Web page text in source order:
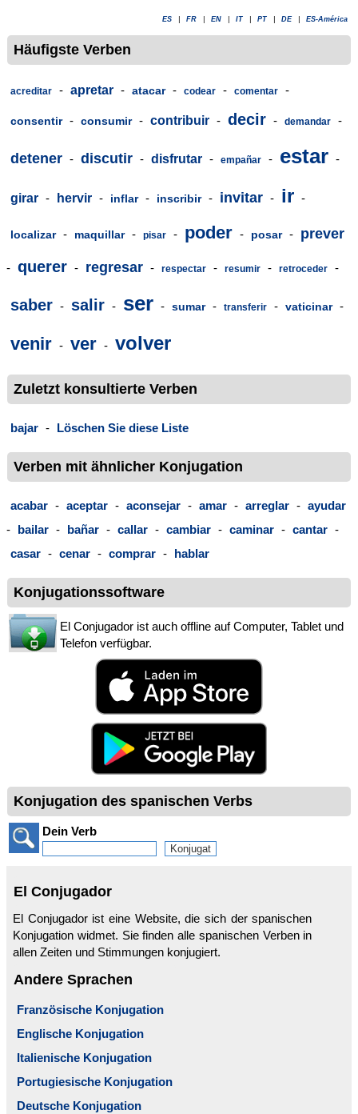
ES FR EN IT PT DE ES-América
Häufigste Verben
acreditar - apretar - atacar - codear - comentar -
consentir - consumir - contribuir - decir - demandar -
detener - discutir - disfrutar - empañar - estar -
girar - hervir - inflar - inscribir - invitar - ir -
localizar - maquillar - pisar - poder - posar - prever
- querer - regresar - respectar - resumir - retroceder -
saber - salir - ser - sumar - transferir - vaticinar -
venir - ver - volver
Zuletzt konsultierte Verben
bajar - Löschen Sie diese Liste
Verben mit ähnlicher Konjugation
acabar - aceptar - aconsejar - amar - arreglar - ayudar
- bailar - bañar - callar - cambiar - caminar - cantar -
casar - cenar - comprar - hablar
Konjugationssoftware
El Conjugador ist auch offline auf Computer, Tablet und
Telefon verfügbar.
Konjugation des spanischen Verbs
Dein Verb
El Conjugador
El Conjugador ist eine Website, die sich der spanischen
Konjugation widmet. Sie finden alle spanischen Verben in
allen Zeiten und Stimmungen konjugiert.
Andere Sprachen
Französische Konjugation
Englische Konjugation
Italienische Konjugation
Portugiesische Konjugation
Deutsche Konjugation